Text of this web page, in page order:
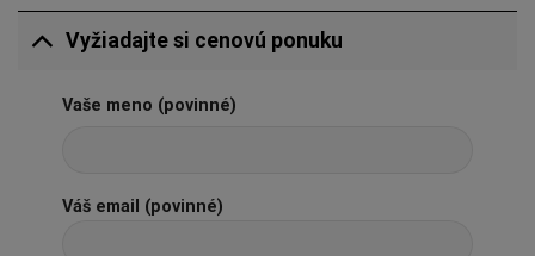
Vyžiadajte si cenovú ponuku
Vaše meno (povinné)
Váš email (povinné)